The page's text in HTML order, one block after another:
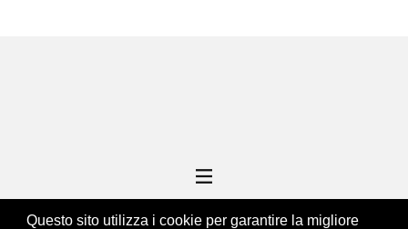
Questo sito utilizza i cookie per garantire la migliore